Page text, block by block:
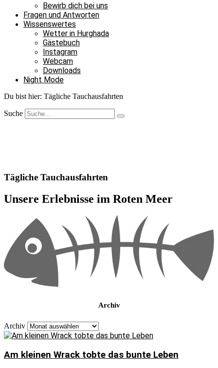
Bewirb dich bei uns
Fragen und Antworten
Wissenswertes
Wetter in Hurghada
Gästebuch
Instagram
Webcam
Downloads
Night Mode
Du bist hier: Tägliche Tauchausfahrten
Suche
Tägliche Tauchausfahrten
Unsere Erlebnisse im Roten Meer
Archiv
Archiv
Am kleinen Wrack tobte das bunte Leben